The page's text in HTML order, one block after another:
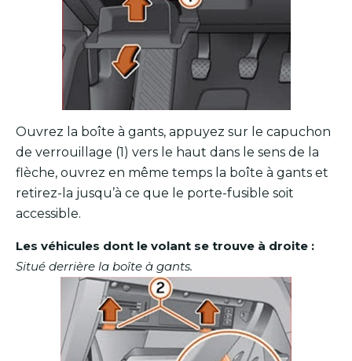
Ouvrez la boîte à gants, appuyez sur le capuchon
de verrouillage (1) vers le haut dans le sens de la
flèche, ouvrez en même temps la boîte à gants et
retirez-la jusqu’à ce que le porte-fusible soit
accessible.
Les véhicules dont le volant se trouve à droite :
Situé derrière la boîte à gants.